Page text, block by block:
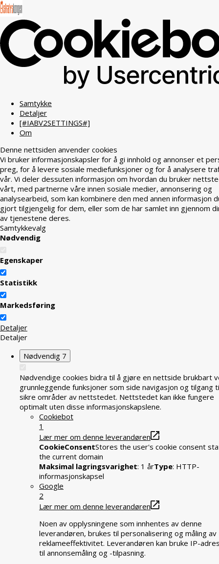
Samtykke
Detaljer
[#IABV2SETTINGS#]
Om
Denne nettsiden anvender cookies
Vi bruker informasjonskapsler for å gi innhold og annonser et
preg, for å levere sosiale mediefunksjoner og for å analysere
vår. Vi deler dessuten informasjon om hvordan du bruker
vårt, med partnerne våre innen sosiale medier, annonsering og
analysearbeid, som kan kombinere den med annen informasjon
gjort tilgjengelig for dem, eller som de har samlet inn gjennom
av tjenestene deres.
Samtykkevalg
Nødvendig
Egenskaper
Statistikk
Markedsføring
Detaljer
Detaljer
Nødvendig 7
Nødvendige cookies bidra til å gjøre en nettside brukbart
grunnleggende funksjoner som side navigasjon og tilgang
sikre områder av nettstedet. Nettstedet kan ikke fungere
optimalt uten disse informasjonskapslene.
Cookiebot
1
Lær mer om denne leverandøren
CookieConsentStores the user's cookie consent
the current domain
Maksimal lagringsvarighet: 1 årType: HTTP-
informasjonskapsel
Google
2
Lær mer om denne leverandøren
Noen av opplysningene som innhentes av denne
leverandøren, brukes til personalisering og måling av
reklameeffektivitet. Leverandøren kan bruke IP-
til annonsemåling og -tilpasning.